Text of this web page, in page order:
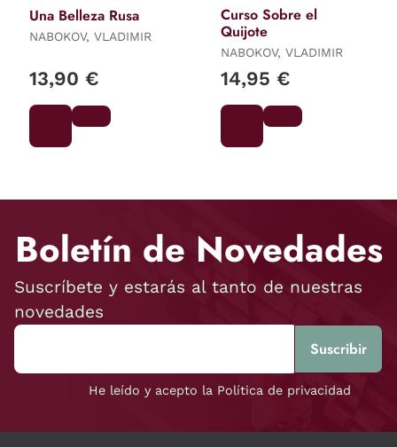
Una Belleza Rusa
NABOKOV, VLADIMIR
13,90 €
Curso Sobre el
Quijote
NABOKOV, VLADIMIR
14,95 €
Boletín de Novedades
Suscríbete y estarás al tanto de nuestras
novedades
He leído y acepto la Política de privacidad